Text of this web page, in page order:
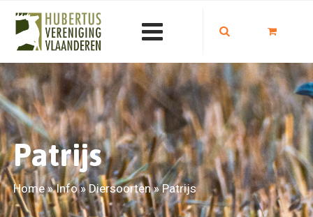
Patrijs
Home»Info»Diersoorten»Patrijs